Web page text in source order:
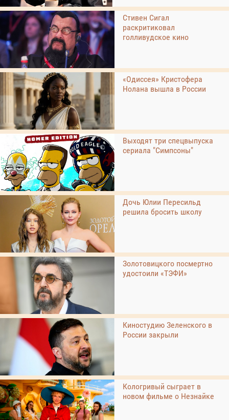
Стивен Сигал
раскритиковал
голливудское кино
«Одиссея» Кристофера
Нолана вышла в России
Выходят три спецвыпуска
сериала "Симпсоны"
Дочь Юлии Пересильд
решила бросить школу
Золотовицкого посмертно
удостоили «ТЭФИ»
Киностудию Зеленского в
России закрыли
Кологривый сыграет в
новом фильме о Незнайке